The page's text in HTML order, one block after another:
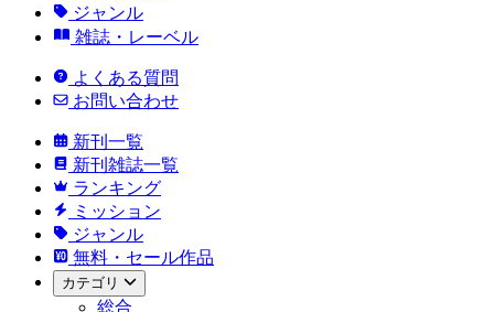
ジャンル
雑誌・レーベル
よくある質問
お問い合わせ
新刊一覧
新刊雑誌一覧
ランキング
ミッション
ジャンル
無料・セール作品
カテゴリ
総合